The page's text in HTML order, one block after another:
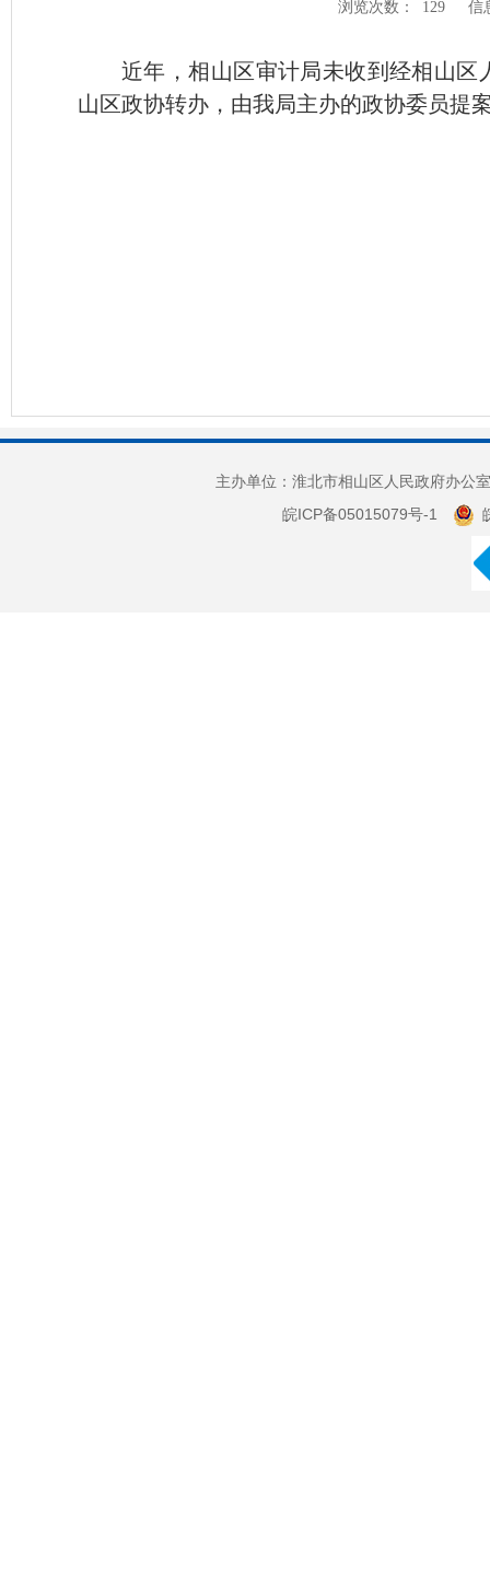
浏览次数： 129 信
近年，相山区审计局未收到经相山
山区政协转办，由我局主办的政协委员提
主办单位：淮北市相山区人民政府办
皖ICP备05015079号-1